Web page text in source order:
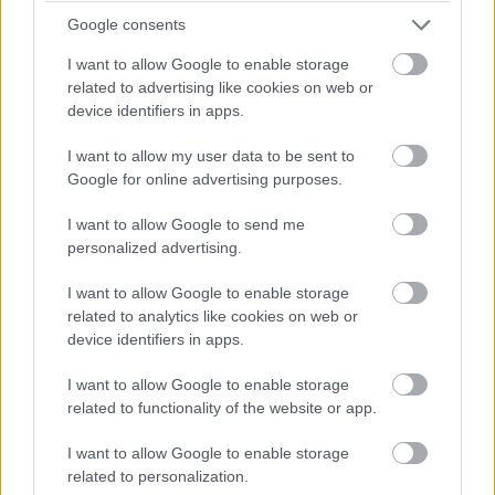
Google consents
I want to allow Google to enable storage
related to advertising like cookies on web or
device identifiers in apps.
I want to allow my user data to be sent to
Google for online advertising purposes.
I want to allow Google to send me
personalized advertising.
I want to allow Google to enable storage
related to analytics like cookies on web or
device identifiers in apps.
I want to allow Google to enable storage
related to functionality of the website or app.
I want to allow Google to enable storage
related to personalization.
Η Καραϊβική κάνει δυνατό comeback µετά τους